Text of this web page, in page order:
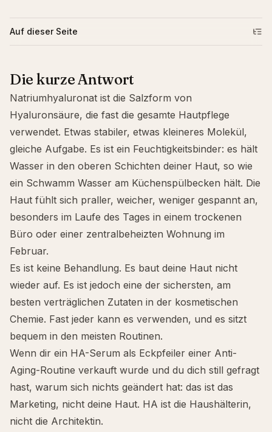
Auf dieser Seite
Die kurze Antwort
Natriumhyaluronat ist die Salzform von
Hyaluronsäure, die fast die gesamte Hautpflege
verwendet. Etwas stabiler, etwas kleineres Molekül,
gleiche Aufgabe. Es ist ein Feuchtigkeitsbinder: es hält
Wasser in den oberen Schichten deiner Haut, so wie
ein Schwamm Wasser am Küchenspülbecken hält. Die
Haut fühlt sich praller, weicher, weniger gespannt an,
besonders im Laufe des Tages in einem trockenen
Büro oder einer zentralbeheizten Wohnung im
Februar.
Es ist keine Behandlung. Es baut deine Haut nicht
wieder auf. Es ist jedoch eine der sichersten, am
besten verträglichen Zutaten in der kosmetischen
Chemie. Fast jeder kann es verwenden, und es sitzt
bequem in den meisten Routinen.
Wenn dir ein HA-Serum als Eckpfeiler einer Anti-
Aging-Routine verkauft wurde und du dich still gefragt
hast, warum sich nichts geändert hat: das ist das
Marketing, nicht deine Haut. HA ist die Haushälterin,
nicht die Architektin.